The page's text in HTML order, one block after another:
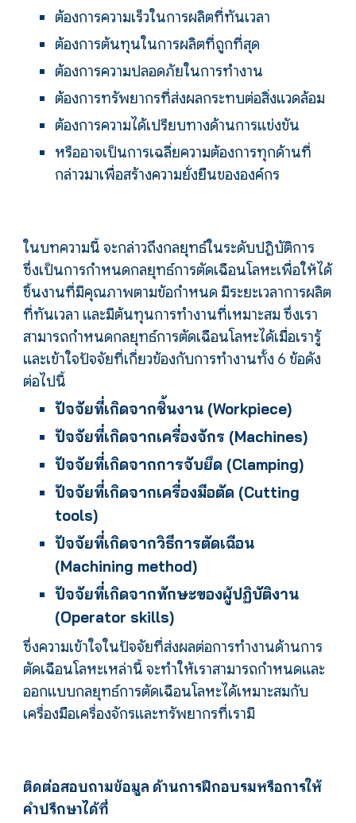
ต้องการความเร็วในการผลิตที่ทันเวลา
ต้องการต้นทุนในการผลิตที่ถูกที่สุด
ต้องการความปลอดภัยในการทำงาน
ต้องการทรัพยากรที่ส่งผลกระทบต่อสิ่งแวดล้อม
ต้องการความได้เปรียบทางด้านการแข่งขัน
หรืออาจเป็นการเฉลี่ยความต้องการทุกด้านที่
กล่าวมาเพื่อสร้างความยั่งยืนขององค์กร
ในบทความนี้ จะกล่าวถึงกลยุทธ์ในระดับปฏิบัติการ
ซึ่งเป็นการกำหนดกลยุทธ์การตัดเฉือนโลหะเพื่อให้ได้
ชิ้นงานที่มีคุณภาพตามข้อกำหนด มีระยะเวลาการผลิต
ที่ทันเวลา และมีต้นทุนการทำงานที่เหมาะสม ซึ่งเรา
สามารถกำหนดกลยุทธ์การตัดเฉือนโลหะได้เมื่อเรารู้
และเข้าใจปัจจัยที่เกี่ยวข้องกับการทำงานทั้ง 6 ข้อดัง
ต่อไปนี้
ปัจจัยที่เกิดจากชิ้นงาน (Workpiece)
ปัจจัยที่เกิดจากเครื่องจักร (Machines)
ปัจจัยที่เกิดจากการจับยึด (Clamping)
ปัจจัยที่เกิดจากเครื่องมือตัด (Cutting
tools)
ปัจจัยที่เกิดจากวิธีการตัดเฉือน
(Machining method)
ปัจจัยที่เกิดจากทักษะของผู้ปฏิบัติงาน
(Operator skills)
ซึ่งความเข้าใจในปัจจัยที่ส่งผลต่อการทำงานด้านการ
ตัดเฉือนโลหะเหล่านี้ จะทำให้เราสามารถกำหนดและ
ออกแบบกลยุทธ์การตัดเฉือนโลหะได้เหมาะสมกับ
เครื่องมือเครื่องจักรและทรัพยากรที่เรามี
ติดต่อสอบถามข้อมูล ด้านการฝึกอบรมหรือการให้
คำปรึกษาได้ที่